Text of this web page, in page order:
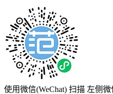
使用微信(WeChat) 扫描 左侧